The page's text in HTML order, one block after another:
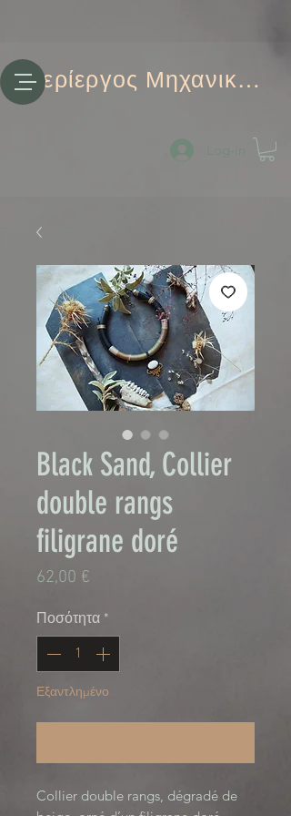
Περίεργος Μηχανικός
Log-in
Black Sand, Collier
double rangs
filigrane doré
62,00 €
Ποσότητα *
Εξαντλημένο
Collier double rangs, dégradé de